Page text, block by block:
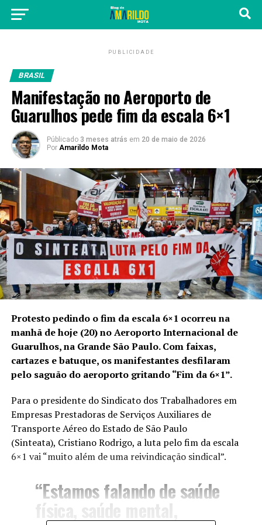
PUBLICIDADE
BRASIL
Manifestação no Aeroporto de
Guarulhos pede fim da escala 6×1
Públicado 3 meses atrás em 20 de maio de 2026
Por Amarildo Mota
Protesto pedindo o fim da escala 6×1 ocorreu na
manhã de hoje (20) no Aeroporto Internacional de
Guarulhos, na Grande São Paulo. Com faixas,
cartazes e batuque, os manifestantes desfilaram
pelo saguão do aeroporto gritando “Fim da 6×1”.
Para o presidente do Sindicato dos Trabalhadores em
Empresas Prestadoras de Serviços Auxiliares de
Transporte Aéreo do Estado de São Paulo
(Sinteata), Cristiano Rodrigo, a luta pelo fim da escala
6×1 vai “muito além de uma reivindicação sindical”.
“Estamos falando de saúde
física, saúde mental,